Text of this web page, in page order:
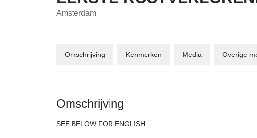
Amsterdam
Omschrijving Kenmerken Media Overige
Omschrijving
SEE BELOW FOR ENGLISH